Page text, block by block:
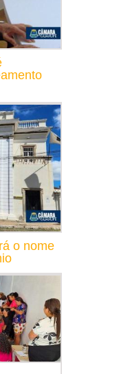
o nome